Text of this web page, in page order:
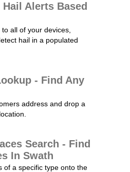
Hail Alerts Based
all of your devices,
hail in a populated
- Find Any
address and drop a
Search - Find
In Swath
of a specific type onto the